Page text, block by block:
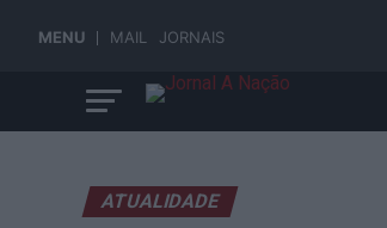
MENU MAIL JORNAIS
ATUALIDADE